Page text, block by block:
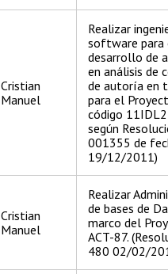
Cristian
Manuel
Realizar
software para
desarrollo de
en análisis de
de autoría en
para el
código
según
001355 de
19/12/2011)
Cristian
Manuel
Realizar
de bases de
marco del
ACT-87.
480 02/02/